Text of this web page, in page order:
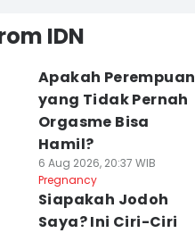
IDN
Apakah Perempuan
yang Tidak Pernah
Orgasme Bisa
Hamil?
6 Aug 2026, 20:37 WIB
Pregnancy
Siapakah Jodoh
Saya? Ini Ciri-Ciri